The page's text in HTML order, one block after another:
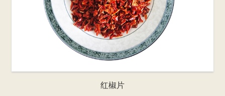
红椒片